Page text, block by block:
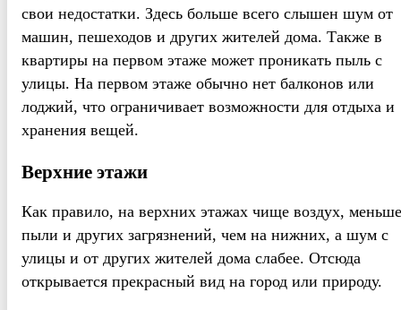
свои недостатки. Здесь больше всего слышен шум от
машин, пешеходов и других жителей дома. Также в
квартиры на первом этаже может проникать пыль с
улицы. На первом этаже обычно нет балконов или
лоджий, что ограничивает возможности для отдыха и
хранения вещей.
Верхние этажи
Как правило, на верхних этажах чище воздух, меньше
пыли и других загрязнений, чем на нижних, а шум с
улицы и от других жителей дома слабее. Отсюда
открывается прекрасный вид на город или природу.